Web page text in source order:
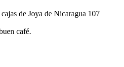
café.